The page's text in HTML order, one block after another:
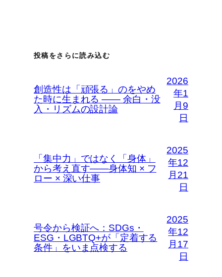
投稿をさらに読み込む
創造性は「頑張る」のをやめ
た時に生まれる —— 余白・没
入・リズムの設計論
2026
年1
月9
日
「集中力」ではなく「身体」
から考え直す――身体知 × フ
ロー × 深い仕事
2025
年12
月21
日
号令から検証へ：SDGs・
ESG・LGBTQ+が「定着する
条件」をいま点検する
2025
年12
月17
日